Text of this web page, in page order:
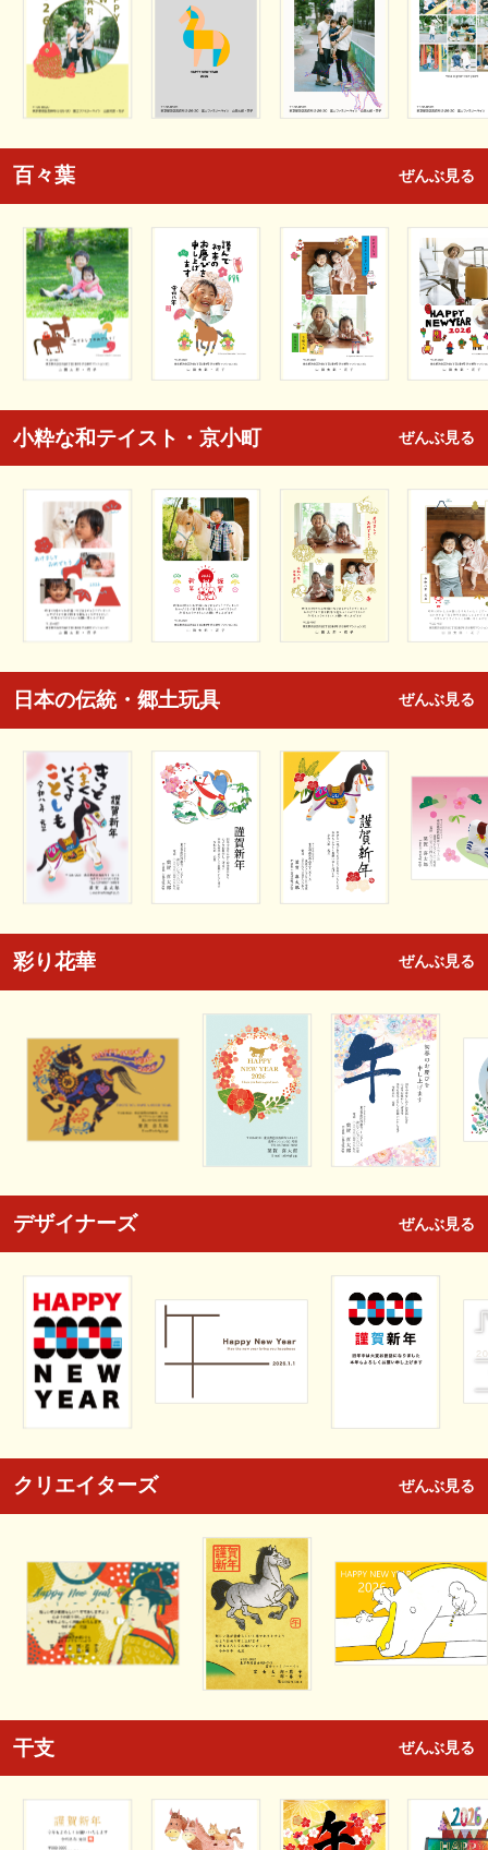
百々葉 ぜんぶ見る
小粋な和テイスト・京小町 ぜんぶ見る
日本の伝統・郷土玩具 ぜんぶ見る
彩り花華 ぜんぶ見る
デザイナーズ ぜんぶ見る
クリエイターズ ぜんぶ見る
干支 ぜんぶ見る